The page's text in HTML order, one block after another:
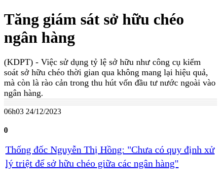
Tăng giám sát sở hữu chéo
ngân hàng
(KDPT) - Việc sử dụng tỷ lệ sở hữu như công cụ kiểm
soát sở hữu chéo thời gian qua không mang lại hiệu quả,
mà còn là rào cản trong thu hút vốn đầu tư nước ngoài vào
ngân hàng.
06h03 24/12/2023
0
Thống đốc Nguyễn Thị Hồng: "Chưa có quy định xử
lý triệt để sở hữu chéo giữa các ngân hàng"